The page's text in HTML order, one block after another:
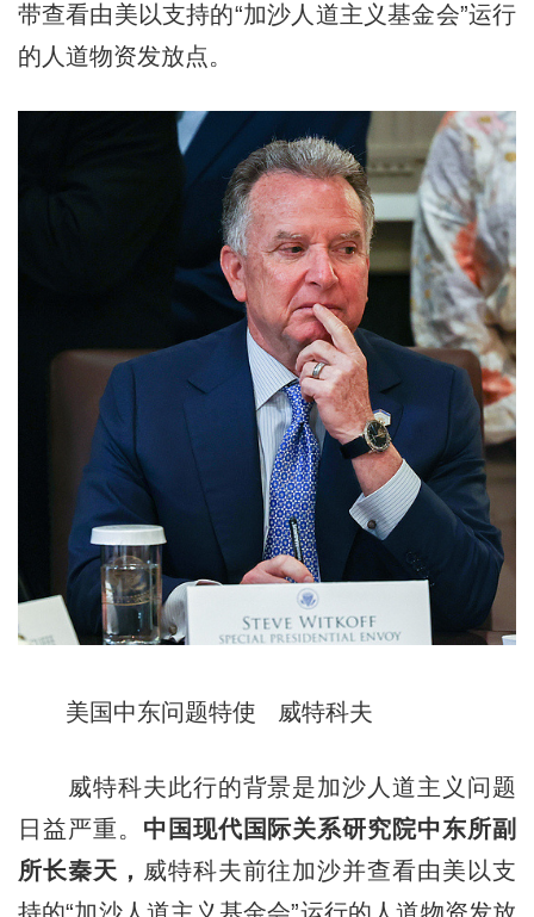
带查看由美以支持的“加沙人道主义基金会”运行
的人道物资发放点。
美国中东问题特使 威特科夫
威特科夫此行的背景是加沙人道主义问题
日益严重。 中国现代国际关系研究院中东所副
所长秦天， 威特科夫前往加沙并查看由美以支